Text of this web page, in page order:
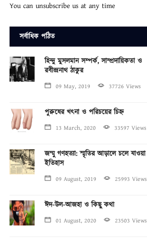
You can unsubscribe us at any time
সর্বাধিক পঠিত
হিন্দু মুসলমান সম্পর্ক, সাম্প্রদায়িকতা ও
রবীন্দ্রনাথ ঠাকুর
09 May, 2019 37726 Views
পুরুষের খৎনা ও পরিচয়ের চিহ্ন
13 March, 2020 33597 Views
জম্মু গণহত্যা: স্মৃতির আড়ালে চলে যাওয়া
ইতিহাস
09 August, 2019 25993 Views
ঈদ-উল-আজহা ও কিছু কথা
01 August, 2020 23503 Views